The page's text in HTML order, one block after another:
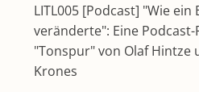
LITL005 [Podcast] "Wie ein
veränderte": Eine Podcast-
"Tonspur" von Olaf Hintze
Krones